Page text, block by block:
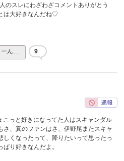
のスレにわざわざコメントありがとう
大好きなんだね♡
ーん… 9
こっと好きになってた人はスキャンダル
さ、真のファンはさ、伊野尾またスキャ
しくなったって、降りたいって思ったっ
り好きなんだよ。